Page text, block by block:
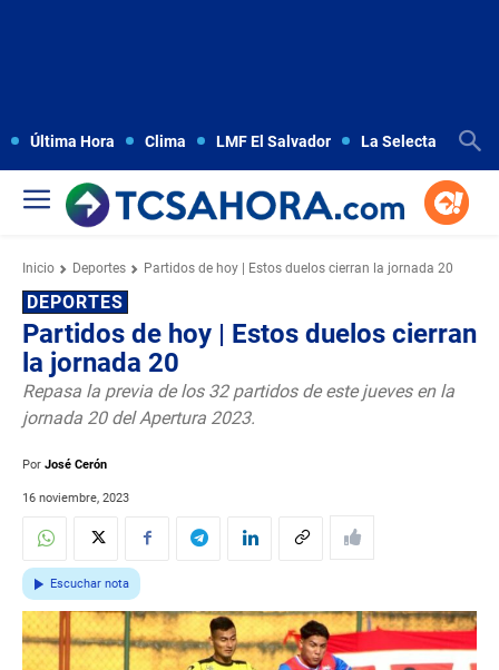
Última Hora Clima LMF El Salvador La Selecta
Inicio Deportes Partidos de hoy | Estos duelos cierran la jornada 20
DEPORTES
Partidos de hoy | Estos duelos cierran
la jornada 20
Repasa la previa de los 32 partidos de este jueves en la
jornada 20 del Apertura 2023.
Por José Cerón
16 noviembre, 2023
Escuchar nota